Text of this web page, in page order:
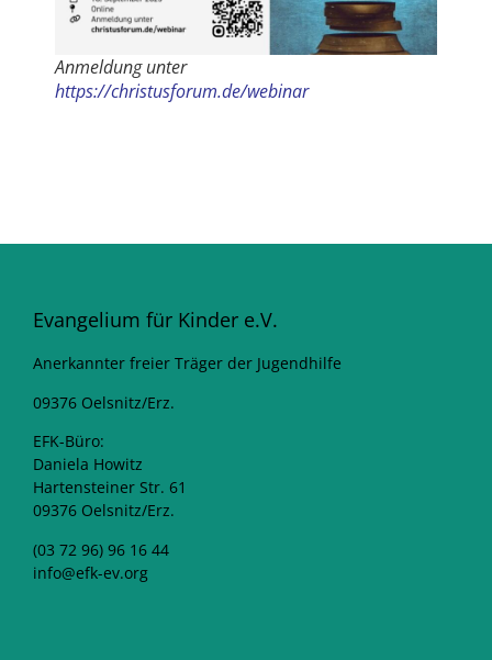
Anmeldung unter
https://christusforum.de/webinar
Evangelium für Kinder e.V.
Anerkannter freier Träger der Jugendhilfe
09376 Oelsnitz/Erz.
EFK-Büro:
Daniela Howitz
Hartensteiner Str. 61
09376 Oelsnitz/Erz.
(03 72 96) 96 16 44
info@efk-ev.org